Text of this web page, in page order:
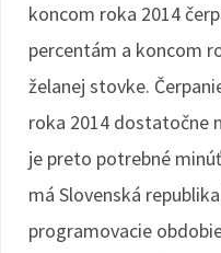
koncom roka 2014
percentám a koncom
želanej stovke.
roka 2014 dostatočne
je preto potrebné
má Slovenská
programovacie